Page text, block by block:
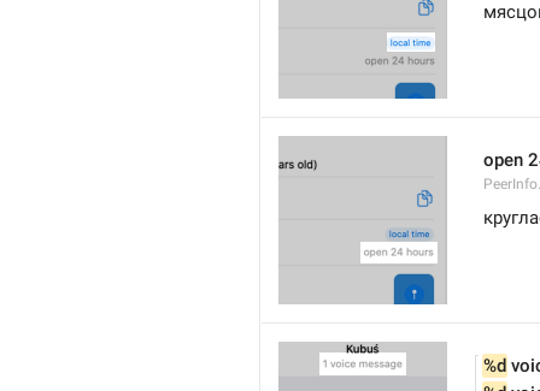
open
%d